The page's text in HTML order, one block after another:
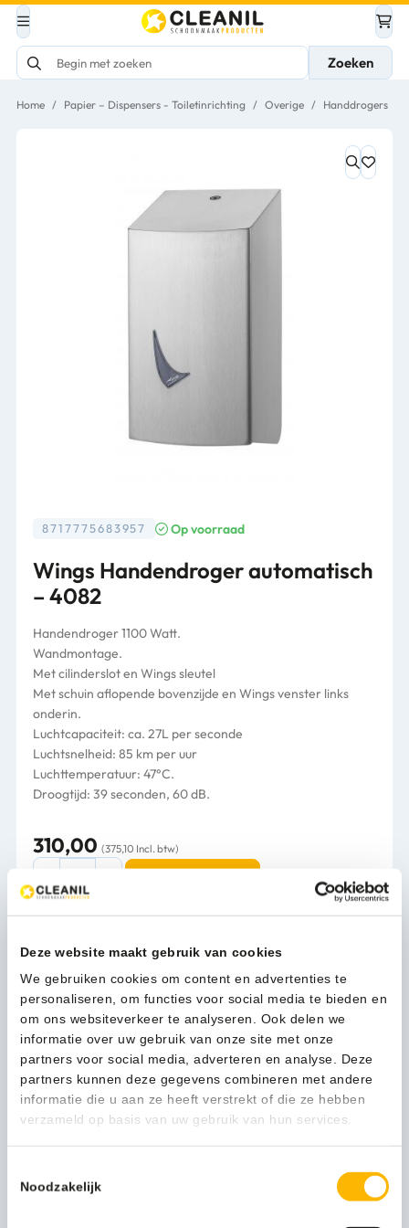
Deze website maakt gebruik van cookies
We gebruiken cookies om content en advertenties te
personaliseren, om functies voor social media te bieden en
om ons websiteverkeer te analyseren. Ook delen we
informatie over uw gebruik van onze site met onze
partners voor social media, adverteren en analyse. Deze
partners kunnen deze gegevens combineren met andere
informatie die u aan ze heeft verstrekt of die ze hebben
verzameld op basis van uw gebruik van hun services.
Noodzakelijk
Zoeken
Home / Papier – Dispensers - Toiletinrichting / Overige / Handdrogers
8717775683957 Op voorraad
Wings Handendroger automatisch
– 4082
Handendroger 1100 Watt.
Wandmontage.
Met cilinderslot en Wings sleutel
Met schuin aflopende bovenzijde en Wings venster links
onderin.
Luchtcapaciteit: ca. 27L per seconde
Luchtsnelheid: 85 km per uur
Luchttemperatuur: 47°C.
Droogtijd: 39 seconden, 60 dB.
310,00 (375,10 Incl. btw)
Wings
Handendroger
4082
1-3 werkdagen
Kan ik u helpen?
Neem contact op
Handendroger RVS